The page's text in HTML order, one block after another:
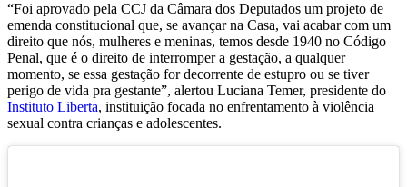
“Foi aprovado pela CCJ da Câmara dos Deputados um projeto de
emenda constitucional que, se avançar na Casa, vai acabar com um
direito que nós, mulheres e meninas, temos desde 1940 no Código
Penal, que é o direito de interromper a gestação, a qualquer
momento, se essa gestação for decorrente de estupro ou se tiver
perigo de vida pra gestante”, alertou Luciana Temer, presidente do
Instituto Liberta, instituição focada no enfrentamento à violência
sexual contra crianças e adolescentes.